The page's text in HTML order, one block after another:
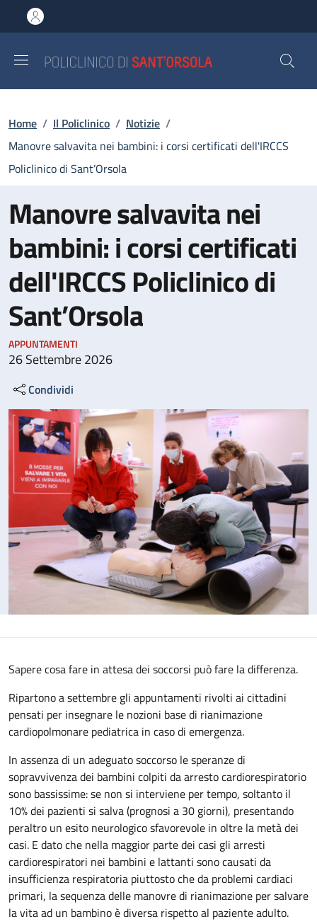
al contenuto principale
to footer content
Briciole di pane
Home / Il Policlinico / Notizie /
Manovre salvavita nei bambini: i corsi certificati dell'IRCCS
Policlinico di Sant’Orsola
Manovre salvavita nei
bambini: i corsi certificati
dell'IRCCS Policlinico di
Sant’Orsola
APPUNTAMENTI
26 Settembre 2026
Condividi
Sapere cosa fare in attesa dei soccorsi può fare la differenza.
Ripartono a settembre gli appuntamenti rivolti ai cittadini
pensati per insegnare le nozioni base di rianimazione
cardiopolmonare pediatrica in caso di emergenza.
In assenza di un adeguato soccorso le speranze di
sopravvivenza dei bambini colpiti da arresto cardiorespiratorio
sono bassissime: se non si interviene per tempo, soltanto il
10% dei pazienti si salva (prognosi a 30 giorni), presentando
peraltro un esito neurologico sfavorevole in oltre la metà dei
casi. E dato che nella maggior parte dei casi gli arresti
cardiorespiratori nei bambini e lattanti sono causati da
insufficienza respiratoria piuttosto che da problemi cardiaci
primari, la sequenza delle manovre di rianimazione per salvare
la vita ad un bambino è diversa rispetto al paziente adulto.